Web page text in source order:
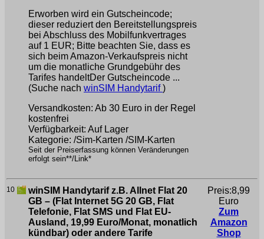
Erworben wird ein Gutscheincode;
dieser reduziert den Bereitstellungspreis
bei Abschluss des Mobilfunkvertrages
auf 1 EUR; Bitte beachten Sie, dass es
sich beim Amazon-Verkaufspreis nicht
um die monatliche Grundgebühr des
Tarifes handeltDer Gutscheincode ...
(Suche nach winSIM Handytarif)
Versandkosten: Ab 30 Euro in der Regel
kostenfrei
Verfügbarkeit: Auf Lager
Kategorie: /Sim-Karten /SIM-Karten
Seit der Preiserfassung können Veränderungen
erfolgt sein**/Link*
10
winSIM Handytarif z.B. Allnet Flat 20
GB – (Flat Internet 5G 20 GB, Flat
Telefonie, Flat SMS und Flat EU-
Ausland, 19,99 Euro/Monat, monatlich
kündbar) oder andere Tarife
Preis:8,99
Euro
Zum
Amazon
Shop